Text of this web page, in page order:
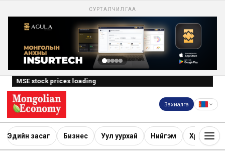
СУРТАЛЧИЛГАА
MSE stock prices loading
Захиалга
Эдийн засаг Бизнес Уул уурхай Нийгэм Хөрөнгө